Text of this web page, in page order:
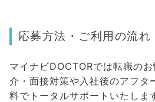
応募方法・ご利用の流れ
マイナビDOCTORでは転職の
介・面接対策や入社後のアフタ
料でトータルサポートいたしま